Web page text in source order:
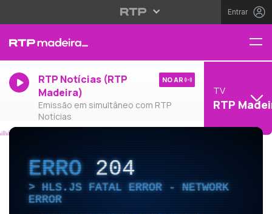
Entrar
RTP Notícias (RTP
Madeira)
Emissão em simultâneo com RTP
Notícias
NO AR
TV
RTP
ERRO204
HLS.JS FATAL ERROR - NETWORK
ERROR